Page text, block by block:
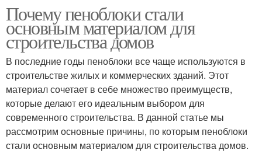
Почему пеноблоки стали
основным материалом для
строительства домов
В последние годы пеноблоки все чаще используются в
строительстве жилых и коммерческих зданий. Этот
материал сочетает в себе множество преимуществ,
которые делают его идеальным выбором для
современного строительства. В данной статье мы
рассмотрим основные причины, по которым пеноблоки
стали основным материалом для строительства домов.